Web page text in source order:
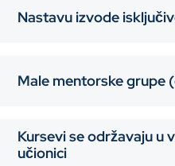
Nastavu izvode
Male mentorske grupe
Kursevi se održavaju u
učionici